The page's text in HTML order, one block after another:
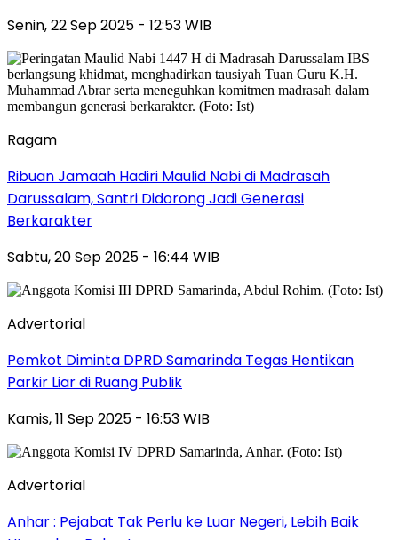
Senin, 22 Sep 2025 - 12:53 WIB
Ragam
Ribuan Jamaah Hadiri Maulid Nabi di Madrasah
Darussalam, Santri Didorong Jadi Generasi
Berkarakter
Sabtu, 20 Sep 2025 - 16:44 WIB
Advertorial
Pemkot Diminta DPRD Samarinda Tegas Hentikan
Parkir Liar di Ruang Publik
Kamis, 11 Sep 2025 - 16:53 WIB
Advertorial
Anhar : Pejabat Tak Perlu ke Luar Negeri, Lebih Baik